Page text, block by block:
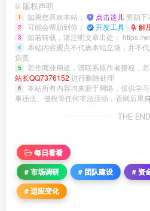
© 版权声明
1 如果您喜欢本站， 点击这儿赞助下
2 可能会帮助到你： 开发工具 | 解
3 如若转载，请注明文章出处： https://
4
本站内容观点不代表本站立场，并不
负责
5 若作商业用途，请联系原作者授权，
站长QQ7376152 进行删除处理
6
本站所有内容均来源于网络，仅供学
事违法、侵权等任何非法活动，否则后果
THE END
每日看看
# 市场调研
# 团队建设 # 资
# 适应变化